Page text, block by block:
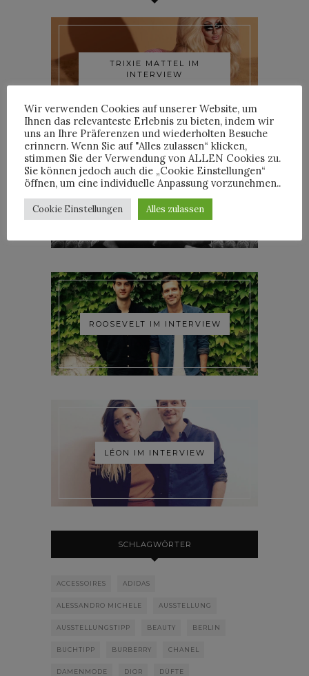
TRIXIE MATTEL IM
INTERVIEW
YOANN LEMOINE AKA
WOODKID IM INTERVIEW
ROOSEVELT IM INTERVIEW
LÉON IM INTERVIEW
SCHLAGWÖRTER
ACCESSOIRES ADIDAS
ALESSANDRO MICHELE AUSSTELLUNG
AUSSTELLUNGSTIPP BEAUTY BERLIN
BUCHTIPP BURBERRY CHANEL
DAMENMODE DIOR DÜFTE
Wir verwenden Cookies auf unserer Website, um
Ihnen das relevanteste Erlebnis zu bieten, indem wir
uns an Ihre Präferenzen und wiederholten Besuche
erinnern. Wenn Sie auf "Alles zulassen“ klicken,
stimmen Sie der Verwendung von ALLEN Cookies zu.
Sie können jedoch auch die „Cookie Einstellungen“
öffnen, um eine individuelle Anpassung vorzunehmen..
Cookie Einstellungen Alles zulassen